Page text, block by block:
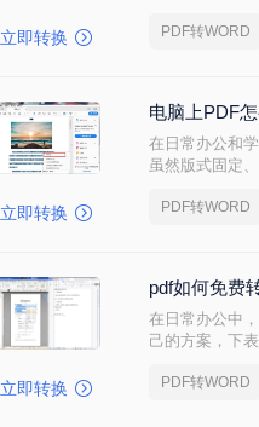
立即转换
转换质量、操
PDF转WORD
立即转换
电脑上PDF
在日常办公和
虽然版式固定
PDF转WORD
立即转换
pdf如何免费
在日常办公中
己的方案，下
PDF转WORD